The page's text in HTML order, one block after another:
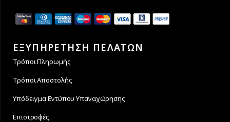
ΕΞΥΠΗΡΕΤΗΣΗ ΠΕΛΑΤΩΝ
Τρόποι Πληρωμής
Τρόποι Αποστολής
Υπόδειγμα Εντύπου Υπαναχώρησης
Επιστροφές